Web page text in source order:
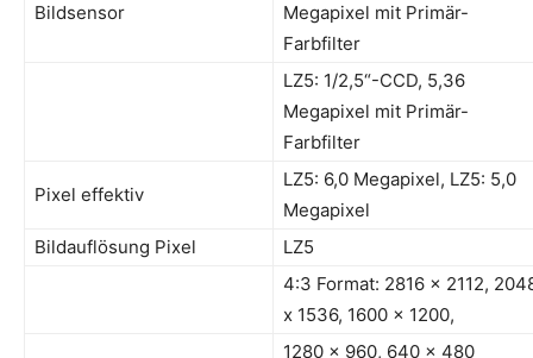
Bildsensor
Megapixel mit Primär-
Farbfilter
LZ5: 1/2,5“-CCD, 5,36
Megapixel mit Primär-
Farbfilter
Pixel effektiv
LZ5: 6,0 Megapixel, LZ5: 5,0
Megapixel
Bildauflösung Pixel
LZ5
4:3 Format: 2816 x 2112,
x 1536, 1600 x 1200,
1280 x 960, 640 x 480